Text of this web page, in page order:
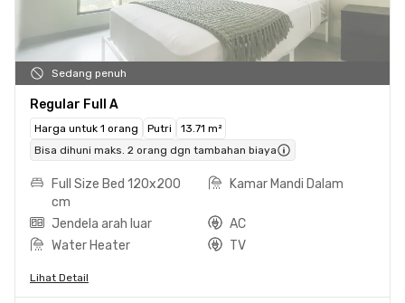
Sedang penuh
Regular Full A
Harga untuk 1 orang Putri
13.71 m²
Bisa dihuni maks. 2 orang dgn tambahan biaya
Full Size Bed 120x200
cm
Kamar Mandi Dalam
Jendela arah luar
AC
Water Heater
TV
Lihat Detail